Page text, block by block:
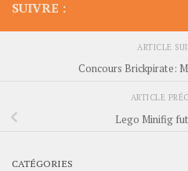
SUIVRE :
ARTICLE
Concours Brickpirate:
ARTICLE
Lego Minifig
CATÉGORIES